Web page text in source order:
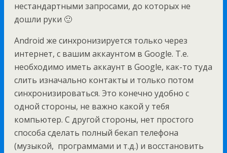
нестандартными запросами, до которых не
дошли руки 🙂
Android же синхронизируется только через
интернет, с вашим аккаунтом в Google. Т.е.
необходимо иметь аккаунт в Google, как-то туда
слить изначально контакты и только потом
синхронизироваться. Это конечно удобно с
одной стороны, не важно какой у тебя
компьютер. С другой стороны, нет простого
способа сделать полный бекап телефона
(музыкой, программами и т.д.) и восстановить